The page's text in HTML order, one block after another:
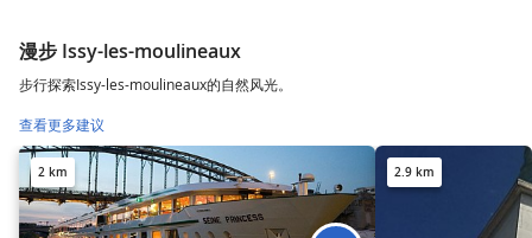
漫步 Issy-les-moulineaux
步行探索Issy-les-moulineaux的自然风光。
查看更多建议
2 km 2.9 km